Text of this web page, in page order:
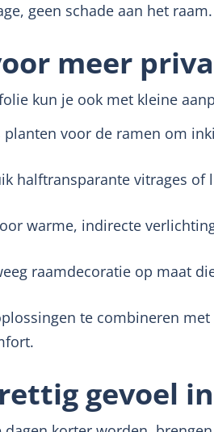
geen schade aan het raam.
meer
kun je ook met kleine
planten voor de ramen om
halftransparante vitrages of
warme, indirecte
raamdecoratie op maat
te combineren
gevoel